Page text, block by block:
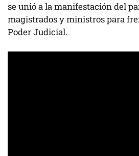
se unió a la manifestación del
magistrados y ministros para
Poder Judicial.